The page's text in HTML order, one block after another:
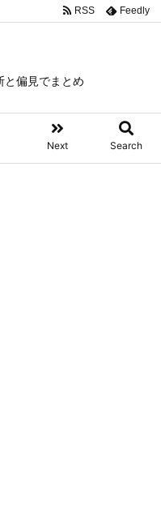
偏見でまとめ
Next Search
RSS Feedly